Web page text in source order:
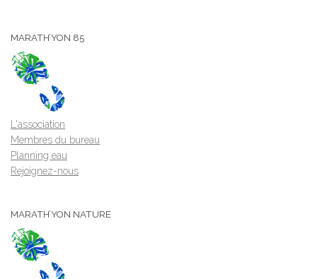
MARATH’YON 85
L'association
Membres du bureau
Planning eau
Rejoignez-nous
MARATH’YON NATURE